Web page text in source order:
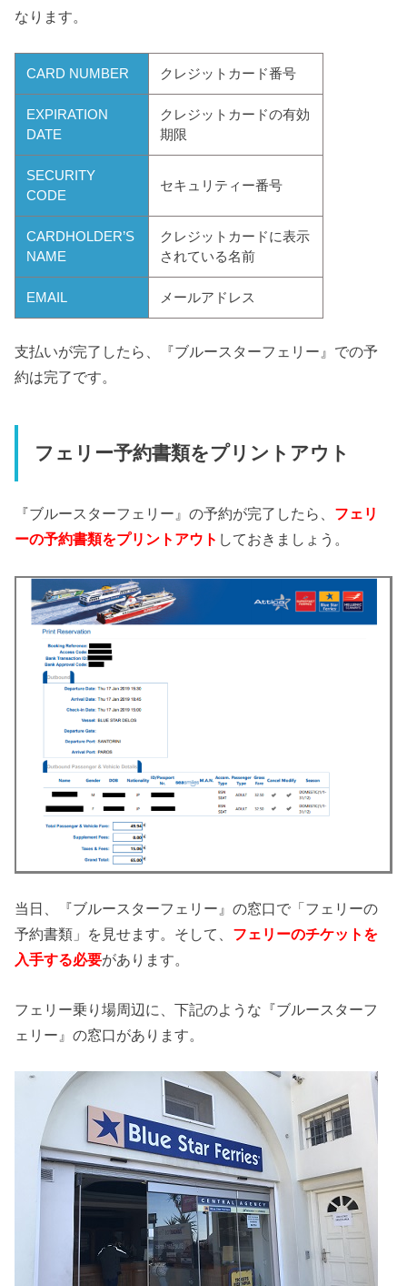
なります。
CARD NUMBER クレジットカード番号
EXPIRATION
DATE
クレジットカードの有効
期限
SECURITY
CODE
セキュリティー番号
CARDHOLDER’S
NAME
クレジットカードに表示
されている名前
EMAIL メールアドレス
支払いが完了したら、『ブルースターフェリー』での予
約は完了です。
フェリー予約書類をプリントアウト
『ブルースターフェリー』の予約が完了したら、 フェリ
ーの予約書類をプリントアウト しておきましょう。
当日、『ブルースターフェリー』の窓口で「フェリーの
予約書類」を見せます。そして、 フェリーのチケットを
入手する必要があります。
フェリー乗り場周辺に、下記のような『ブルースターフ
ェリー』の窓口があります。